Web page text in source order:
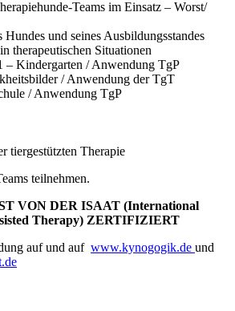
Teams im Einsatz – Worst/
Hundes und seines Ausbildungsstandes
therapeutischen Situationen
– Kindergarten / Anwendung TgP
/ Anwendung der TgT
/ Anwendung TgP
tiergestützten Therapie
teilnehmen.
VON DER ISAAT (International
Therapy) ZERTIFIZIERT
auf und auf www.kynogogik.de und